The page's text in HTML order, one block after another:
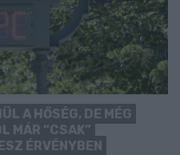
A HŐSÉG, DE MÉG
MÁR “CSAK”
ÉRVÉNYBEN